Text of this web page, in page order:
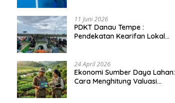
11 Juni 2026
PDKT Danau Tempe :
Pendekatan Kearifan Lokal
24 April 2026
Ekonomi Sumber Daya Lahan:
Cara Menghitung Valuasi